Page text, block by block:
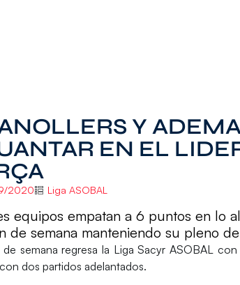
Y
EN EL
2020 Liga ASOBAL
equipos empatan a 6 puntos en lo
de semana manteniendo su pleno
semana regresa la Liga Sacyr ASOBAL con
dos partidos adelantados.